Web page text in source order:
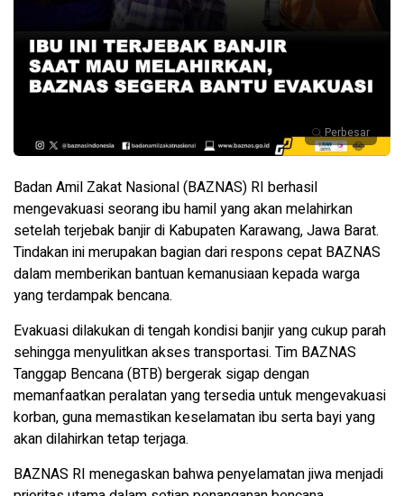
Perbesar
Badan Amil Zakat Nasional (BAZNAS) RI berhasil
mengevakuasi seorang ibu hamil yang akan melahirkan
setelah terjebak banjir di Kabupaten Karawang, Jawa Barat.
Tindakan ini merupakan bagian dari respons cepat BAZNAS
dalam memberikan bantuan kemanusiaan kepada warga
yang terdampak bencana.
Evakuasi dilakukan di tengah kondisi banjir yang cukup parah
sehingga menyulitkan akses transportasi. Tim BAZNAS
Tanggap Bencana (BTB) bergerak sigap dengan
memanfaatkan peralatan yang tersedia untuk mengevakuasi
korban, guna memastikan keselamatan ibu serta bayi yang
akan dilahirkan tetap terjaga.
BAZNAS RI menegaskan bahwa penyelamatan jiwa menjadi